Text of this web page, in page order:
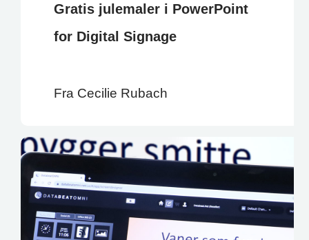
Gratis julemaler i PowerPoint
for Digital Signage
Fra Cecilie Rubach